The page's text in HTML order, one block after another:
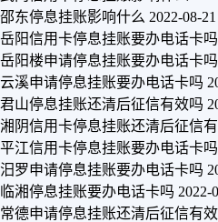
邵东停息挂账影响什么 2022-08-
岳阳信用卡停息挂账要办电话卡吗
岳阳楼申请停息挂账要办电话卡吗
云溪申请停息挂账要办电话卡吗
君山停息挂账还清后征信有效吗
湘阴信用卡停息挂账还清后征信
平江信用卡停息挂账要办电话卡吗
汨罗申请停息挂账要办电话卡吗
临湘停息挂账要办电话卡吗 2022-
常德申请停息挂账还清后征信有